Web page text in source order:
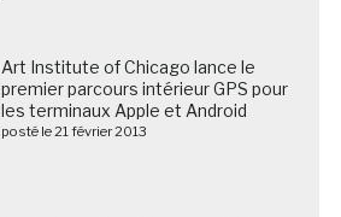
Art Institute of Chicago lance le
premier parcours intérieur GPS pour
les terminaux Apple et Android
posté le 21 février 2013